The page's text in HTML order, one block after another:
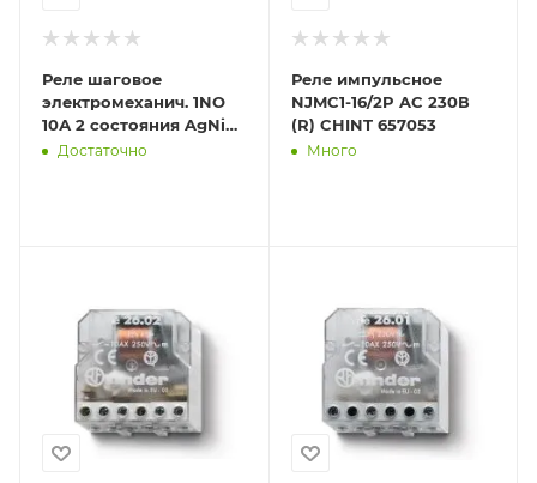
Реле шаговое
электромеханич. 1NO
10А 2 состояния AgNi
230В AC монтаж в
Достаточно
Реле импульсное
NJMC1-16/2P AC 230В
(R) CHINT 657053
Много